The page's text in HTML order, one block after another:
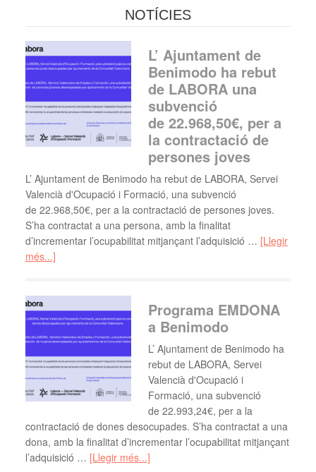
NOTÍCIES
L’ Ajuntament de
Benimodo ha rebut
de LABORA una
subvenció
de 22.968,50€, per a
la contractació de
persones joves
L’ Ajuntament de Benimodo ha rebut de LABORA, Servei
Valencià d'Ocupació i Formació, una subvenció
de 22.968,50€, per a la contractació de persones joves.
S’ha contractat a una persona, amb la finalitat
d’incrementar l’ocupabilitat mitjançant l’adquisició … [Llegir
més...]
Programa EMDONA
a Benimodo
L’ Ajuntament de Benimodo ha
rebut de LABORA, Servei
Valencià d'Ocupació i
Formació, una subvenció
de 22.993,24€, per a la
contractació de dones desocupades. S’ha contractat a una
dona, amb la finalitat d’incrementar l’ocupabilitat mitjançant
l’adquisició … [Llegir més...]